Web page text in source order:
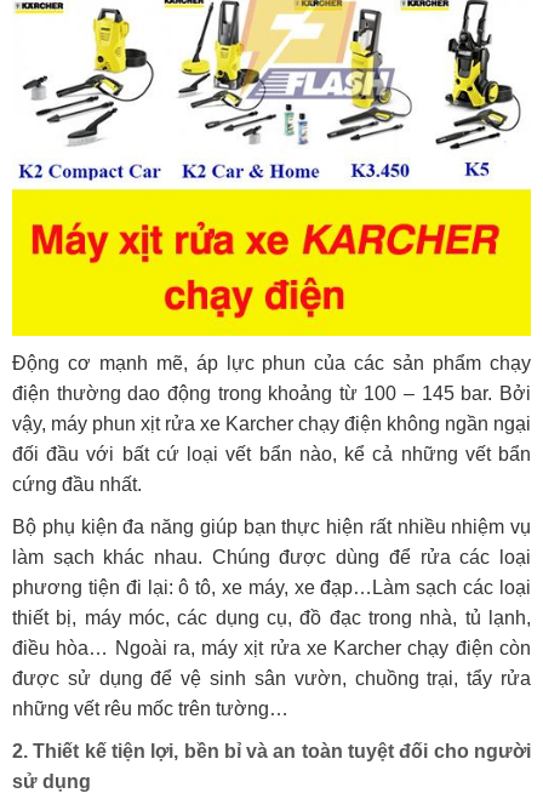
Động cơ mạnh mẽ, áp lực phun của các sản phẩm chạy
điện thường dao động trong khoảng từ 100 – 145 bar. Bởi
vậy, máy phun xịt rửa xe Karcher chạy điện không ngần ngại
đối đầu với bất cứ loại vết bẩn nào, kể cả những vết bẩn
cứng đầu nhất.
Bộ phụ kiện đa năng giúp bạn thực hiện rất nhiều nhiệm vụ
làm sạch khác nhau. Chúng được dùng để rửa các loại
phương tiện đi lại: ô tô, xe máy, xe đạp…Làm sạch các loại
thiết bị, máy móc, các dụng cụ, đồ đạc trong nhà, tủ lạnh,
điều hòa… Ngoài ra, máy xịt rửa xe Karcher chạy điện còn
được sử dụng để vệ sinh sân vườn, chuồng trại, tẩy rửa
những vết rêu mốc trên tường…
2. Thiết kế tiện lợi, bền bỉ và an toàn tuyệt đối cho người
sử dụng